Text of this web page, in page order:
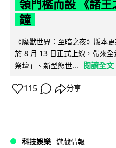
領門檻而設 《諸
鐘
《魔獸世界：至暗之夜》版本
於 8 月 13 日正式上線，帶來
祭壇」、新型態世...
閱讀全文
115 分享
科技娛樂 遊戲情報